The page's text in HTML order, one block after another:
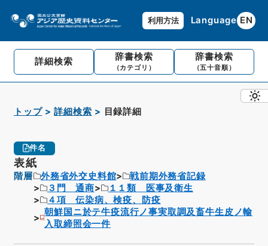
利用方法 Language EN
詳細検索 辞書検索
（カテゴリ）
辞書検索
（五十音順）
トップ 詳細検索 目録詳細
件名
表紙
階層 外務省外交史料館
戦前期外務省記録
３門 通商
１１類 医事及衛生
４項 伝染病、検疫、防疫
朝鮮国ニ於テ牛疫流行ノ事実取調及畜牛生皮ノ輸
入取締照会一件